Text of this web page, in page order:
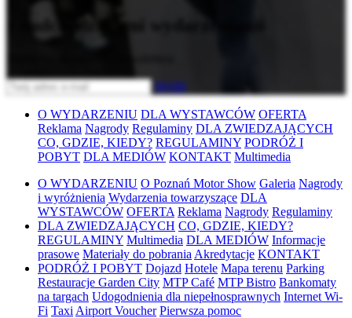
z nadchodzącymi wydarzeniami
Wyślij
O WYDARZENIU DLA WYSTAWCÓW OFERTA
Reklama Nagrody Regulaminy DLA ZWIEDZAJĄCYCH
CO, GDZIE, KIEDY? REGULAMINY PODRÓŻ I
POBYT DLA MEDIÓW KONTAKT Multimedia
O WYDARZENIU O Poznań Motor Show Galeria Nagrody
i wyróżnienia Wydarzenia towarzyszące DLA
WYSTAWCÓW OFERTA Reklama Nagrody Regulaminy
DLA ZWIEDZAJĄCYCH CO, GDZIE, KIEDY?
REGULAMINY Multimedia DLA MEDIÓW Informacje
prasowe Materiały do pobrania Akredytacje KONTAKT
PODRÓŻ I POBYT Dojazd Hotele Mapa terenu Parking
Restauracje Garden City MTP Café MTP Bistro Bankomaty
na targach Udogodnienia dla niepełnosprawnych Internet Wi-
Fi Taxi Airport Voucher Pierwsza pomoc